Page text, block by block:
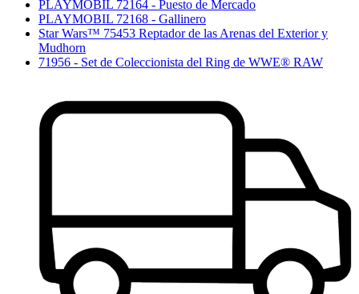
PLAYMOBIL 72164 - Puesto de Mercado
PLAYMOBIL 72168 - Gallinero
Star Wars™ 75453 Reptador de las Arenas del Exterior y
Mudhorn
71956 - Set de Coleccionista del Ring de WWE® RAW